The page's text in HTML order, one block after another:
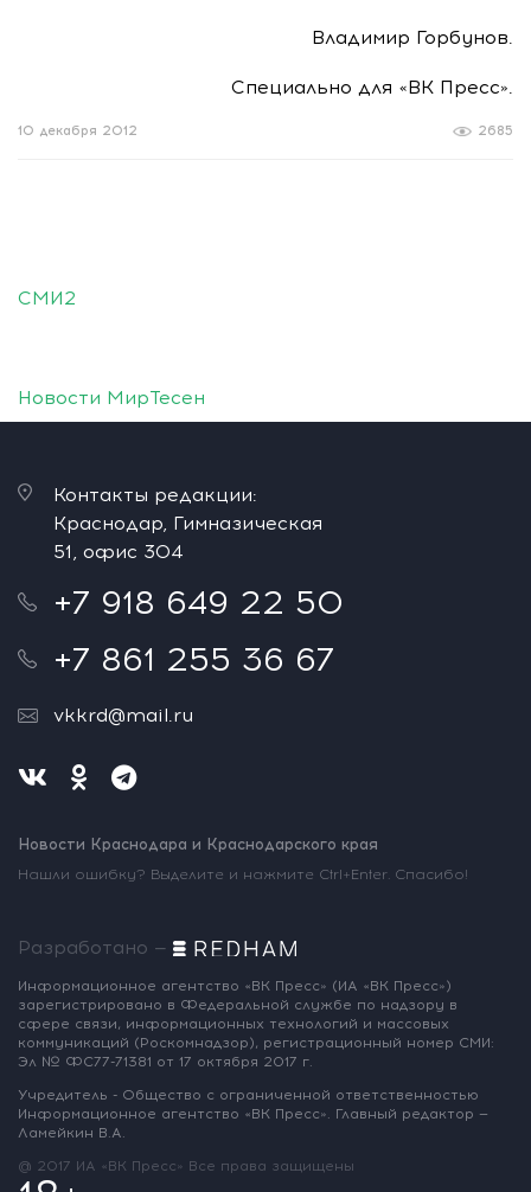
Владимир Горбунов.
Специально для «ВК Пресс».
2685
10 декабря 2012
СМИ2
Новости МирТесен
Контакты редакции:
Краснодар, Гимназическая
51, офис 304
+7 918 649 22 50
+7 861 255 36 67
vkkrd@mail.ru
Новости Краснодара и Краснодарского края
Нашли ошибку? Выделите и нажмите Ctrl+Enter. Спасибо!
Разработано —
Информационное агентство «ВК Пресс» (ИА «ВК Пресс»)
зарегистрировано в Федеральной службе по надзору в
сфере связи, информационных технологий и массовых
коммуникаций (Роскомнадзор), регистрационный номер СМИ:
Эл № ФС77-71381 от 17 октября 2017 г.
Учредитель - Общество с ограниченной ответственностью
Информационное агентство «ВК Пресс». Главный редактор —
Ламейкин В.А.
@ 2017 ИА «ВК Пресс» Все права защищены